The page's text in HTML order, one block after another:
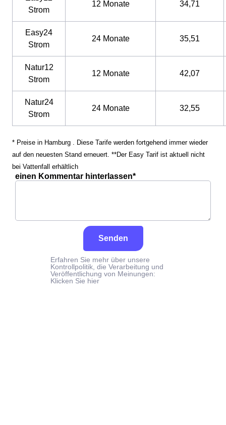
Strom
12 Monate 34,71
Easy24
Strom
24 Monate 35,51
Natur12
Strom
12 Monate 42,07
Natur24
Strom
24 Monate 32,55
* Preise in Hamburg . Diese Tarife werden fortgehend immer wieder
auf den neuesten Stand erneuert. **Der Easy Tarif ist aktuell nicht
bei Vattenfall erhältlich
einen Kommentar hinterlassen*
Senden
Erfahren Sie mehr über unsere
Kontrollpolitik, die Verarbeitung und
Veröffentlichung von Meinungen:
Klicken Sie hier